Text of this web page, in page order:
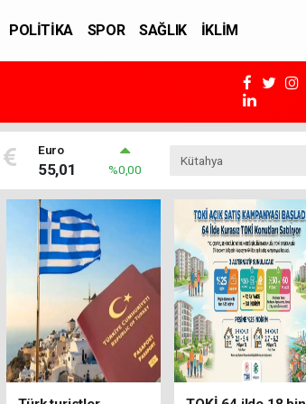
POLİTİKA SPOR SAĞLIK İKLİM
Euro
55,01 %0,00